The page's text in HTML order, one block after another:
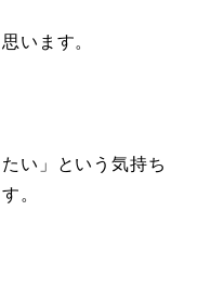
います。
い」という気持ち
。